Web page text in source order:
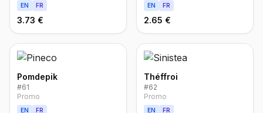
EN FR
3.73 €
EN FR
2.65 €
Pomdepik
#61
Promo
EN FR
Théffroi
#62
Promo
EN FR